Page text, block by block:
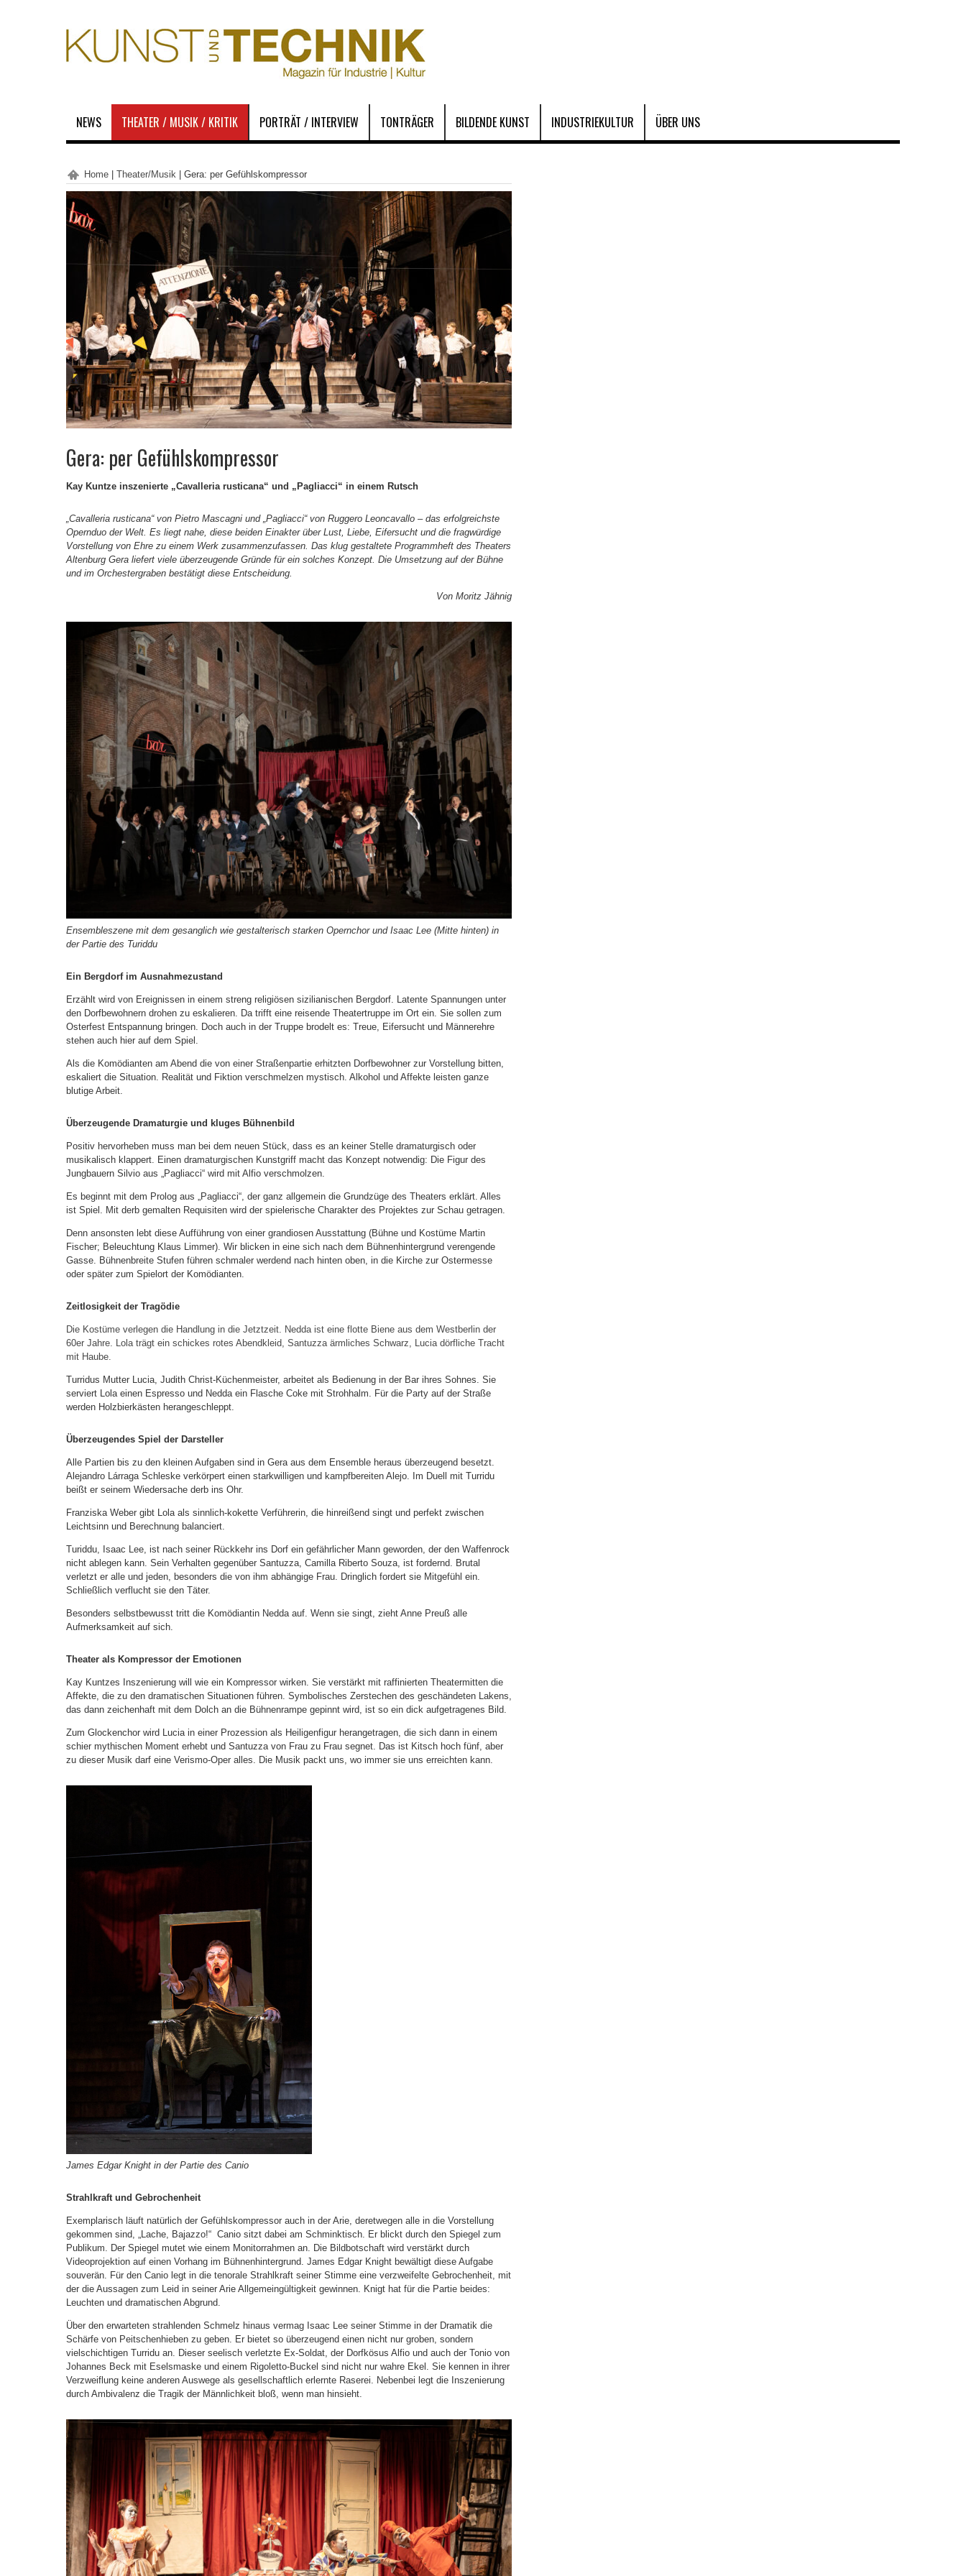
NEWS THEATER / MUSIK / KRITIK PORTRÄT / INTERVIEW TONTRÄGER BILDENDE KUNST INDUSTRIEKULTUR ÜBER UNS
Home Theater/Musik Gera: per Gefühlskompressor
Gera: per Gefühlskompressor
Kay Kuntze inszenierte „Cavalleria rusticana“ und „Pagliacci“ in einem Rutsch
„Cavalleria rusticana“ von Pietro Mascagni und „Pagliacci“ von Ruggero Leoncavallo – das erfolgreichste
Opernduo der Welt. Es liegt nahe, diese beiden Einakter über Lust, Liebe, Eifersucht und die fragwürdige
Vorstellung von Ehre zu einem Werk zusammenzufassen. Das klug gestaltete Programmheft des Theaters
Altenburg Gera liefert viele überzeugende Gründe für ein solches Konzept. Die Umsetzung auf der Bühne
und im Orchestergraben bestätigt diese Entscheidung.
Von Moritz Jähnig
Ensembleszene mit dem gesanglich wie gestalterisch starken Opernchor und Isaac Lee (Mitte hinten) in
der Partie des Turiddu
Ein Bergdorf im Ausnahmezustand
Erzählt wird von Ereignissen in einem streng religiösen sizilianischen Bergdorf. Latente Spannungen unter
den Dorfbewohnern drohen zu eskalieren. Da trifft eine reisende Theatertruppe im Ort ein. Sie sollen zum
Osterfest Entspannung bringen. Doch auch in der Truppe brodelt es: Treue, Eifersucht und Männerehre
stehen auch hier auf dem Spiel.
Als die Komödianten am Abend die von einer Straßenpartie erhitzten Dorfbewohner zur Vorstellung bitten,
eskaliert die Situation. Realität und Fiktion verschmelzen mystisch. Alkohol und Affekte leisten ganze
blutige Arbeit.
Überzeugende Dramaturgie und kluges Bühnenbild
Positiv hervorheben muss man bei dem neuen Stück, dass es an keiner Stelle dramaturgisch oder
musikalisch klappert. Einen dramaturgischen Kunstgriff macht das Konzept notwendig: Die Figur des
Jungbauern Silvio aus „Pagliacci“ wird mit Alfio verschmolzen.
Es beginnt mit dem Prolog aus „Pagliacci“, der ganz allgemein die Grundzüge des Theaters erklärt. Alles
ist Spiel. Mit derb gemalten Requisiten wird der spielerische Charakter des Projektes zur Schau getragen.
Denn ansonsten lebt diese Aufführung von einer grandiosen Ausstattung (Bühne und Kostüme Martin
Fischer; Beleuchtung Klaus Limmer). Wir blicken in eine sich nach dem Bühnenhintergrund verengende
Gasse. Bühnenbreite Stufen führen schmaler werdend nach hinten oben, in die Kirche zur Ostermesse
oder später zum Spielort der Komödianten.
Zeitlosigkeit der Tragödie
Die Kostüme verlegen die Handlung in die Jetztzeit. Nedda ist eine flotte Biene aus dem Westberlin der
60er Jahre. Lola trägt ein schickes rotes Abendkleid, Santuzza ärmliches Schwarz, Lucia dörfliche Tracht
mit Haube.
Turridus Mutter Lucia, Judith Christ-Küchenmeister, arbeitet als Bedienung in der Bar ihres Sohnes. Sie
serviert Lola einen Espresso und Nedda ein Flasche Coke mit Strohhalm. Für die Party auf der Straße
werden Holzbierkästen herangeschleppt.
Überzeugendes Spiel der Darsteller
Alle Partien bis zu den kleinen Aufgaben sind in Gera aus dem Ensemble heraus überzeugend besetzt.
Alejandro Lárraga Schleske verkörpert einen starkwilligen und kampfbereiten Alejo. Im Duell mit Turridu
beißt er seinem Wiedersache derb ins Ohr.
Franziska Weber gibt Lola als sinnlich-kokette Verführerin, die hinreißend singt und perfekt zwischen
Leichtsinn und Berechnung balanciert.
Turiddu, Isaac Lee, ist nach seiner Rückkehr ins Dorf ein gefährlicher Mann geworden, der den Waffenrock
nicht ablegen kann. Sein Verhalten gegenüber Santuzza, Camilla Riberto Souza, ist fordernd. Brutal
verletzt er alle und jeden, besonders die von ihm abhängige Frau. Dringlich fordert sie Mitgefühl ein.
Schließlich verflucht sie den Täter.
Besonders selbstbewusst tritt die Komödiantin Nedda auf. Wenn sie singt, zieht Anne Preuß alle
Aufmerksamkeit auf sich.
Theater als Kompressor der Emotionen
Kay Kuntzes Inszenierung will wie ein Kompressor wirken. Sie verstärkt mit raffinierten Theatermitten die
Affekte, die zu den dramatischen Situationen führen. Symbolisches Zerstechen des geschändeten Lakens,
das dann zeichenhaft mit dem Dolch an die Bühnenrampe gepinnt wird, ist so ein dick aufgetragenes Bild.
Zum Glockenchor wird Lucia in einer Prozession als Heiligenfigur herangetragen, die sich dann in einem
schier mythischen Moment erhebt und Santuzza von Frau zu Frau segnet. Das ist Kitsch hoch fünf, aber
zu dieser Musik darf eine Verismo-Oper alles. Die Musik packt uns, wo immer sie uns erreichten kann.
James Edgar Knight in der Partie des Canio
Strahlkraft und Gebrochenheit
Exemplarisch läuft natürlich der Gefühlskompressor auch in der Arie, deretwegen alle in die Vorstellung
gekommen sind, „Lache, Bajazzo!“ Canio sitzt dabei am Schminktisch. Er blickt durch den Spiegel zum
Publikum. Der Spiegel mutet wie einem Monitorrahmen an. Die Bildbotschaft wird verstärkt durch
Videoprojektion auf einen Vorhang im Bühnenhintergrund. James Edgar Knight bewältigt diese Aufgabe
souverän. Für den Canio legt in die tenorale Strahlkraft seiner Stimme eine verzweifelte Gebrochenheit, mit
der die Aussagen zum Leid in seiner Arie Allgemeingültigkeit gewinnen. Knigt hat für die Partie beides:
Leuchten und dramatischen Abgrund.
Über den erwarteten strahlenden Schmelz hinaus vermag Isaac Lee seiner Stimme in der Dramatik die
Schärfe von Peitschenhieben zu geben. Er bietet so überzeugend einen nicht nur groben, sondern
vielschichtigen Turridu an. Dieser seelisch verletzte Ex-Soldat, der Dorfkösus Alfio und auch der Tonio von
Johannes Beck mit Eselsmaske und einem Rigoletto-Buckel sind nicht nur wahre Ekel. Sie kennen in ihrer
Verzweiflung keine anderen Auswege als gesellschaftlich erlernte Raserei. Nebenbei legt die Inszenierung
durch Ambivalenz die Tragik der Männlichkeit bloß, wenn man hinsieht.